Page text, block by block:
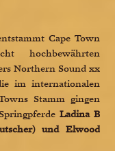
Cape Town
hochbewährten
Northern Sound xx
im internationalen
Stamm gingen
Ladina B
und Elwood